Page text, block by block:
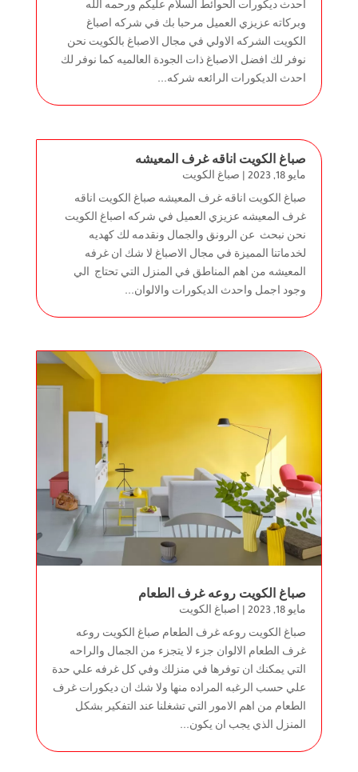
احدث ديكورات الحوائط السلام عليكم ورحمه الله
وبركاته عزيزي العميل مرحبا بك في شركه اصباغ
الكويت الشركه الاولي في مجال الاصباغ بالكويت نحن
نوفر لك افضل الاصباغ ذات الجودة العالميه كما نوفر لك
احدث الديكورات الرائعه شركه...
صباغ الكويت اناقه غرف المعيشه
مايو 18, 2023 | صباغ الكويت
صباغ الكويت اناقه غرف المعيشه صباغ الكويت اناقه
غرف المعيشه عزيزي العميل في شركه اصباغ الكويت
نحن نبحث عن الرونق والجمال ونقدمه لك كهديه
لخدماتنا المميزة في مجال الاصباغ لا شك ان غرفه
المعيشه من اهم المناطق في المنزل التي تحتاج الي
وجود اجمل واحدث الديكورات والالوان...
صباغ الكويت روعه غرف الطعام
مايو 18, 2023 | اصباغ الكويت
صباغ الكويت روعه غرف الطعام صباغ الكويت روعه
غرف الطعام الالوان جزء لا يتجزء من الجمال والراحه
التي يمكنك ان توفرها في منزلك وفي كل غرفه علي حدة
علي حسب الرغبه المراده منها ولا شك ان ديكورات غرف
الطعام من اهم الامور التي تشغلنا عند التفكير بشكل
المنزل الذي يجب ان يكون...